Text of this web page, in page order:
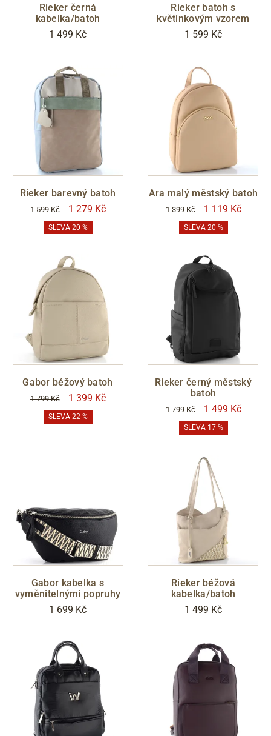
Rieker černá
kabelka/batoh
1 499 Kč
Rieker batoh s
květinkovým vzorem
1 599 Kč
Rieker barevný batoh
1 599 Kč 1 279 Kč
SLEVA 20 %
Ara malý městský batoh
1 399 Kč 1 119 Kč
SLEVA 20 %
Gabor béžový batoh
1 799 Kč 1 399 Kč
SLEVA 22 %
Rieker černý městský
batoh
1 799 Kč 1 499 Kč
SLEVA 17 %
Gabor kabelka s
vyměnitelnými popruhy
1 699 Kč
Rieker béžová
kabelka/batoh
1 499 Kč